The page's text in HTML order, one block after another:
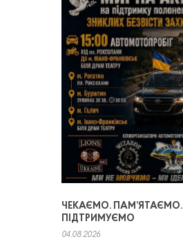
ЧЕКАЄМО. ПАМ’ЯТАЄМО.
ПІДТРИМУЄМО
04.08.2026